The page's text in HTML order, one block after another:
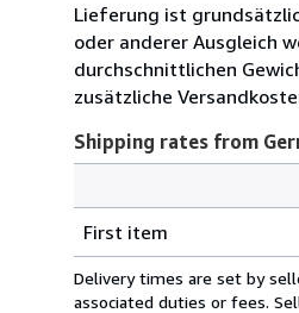
Lieferung ist
oder anderer Ausgleich
durchschnittlichen
zusätzliche
Shipping rates from
rates
from
Germany
First item
Delivery times are set by
associated duties or fees.